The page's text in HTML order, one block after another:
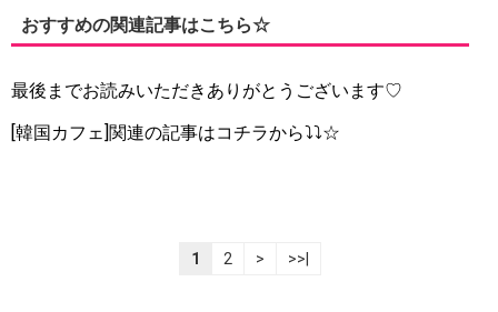
おすすめの関連記事はこちら☆
最後までお読みいただきありがとうございます♡
[韓国カフェ]関連の記事はコチラから⤵⤵☆
1 2 > >>|